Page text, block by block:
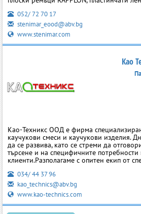
052/ 72 70 17
stenimar_eood@abv.bg
www.stenimar.com
Као
Као-Техникс ООД е фирма
каучукови смеси и каучукови изделия.
да се развива, като се стреми да
търсене и на специфичните потребности
клиенти.Разполагаме с опитен екип от
034/ 44 37 96
kao_technics@abv.bg
www.kao-technics.com